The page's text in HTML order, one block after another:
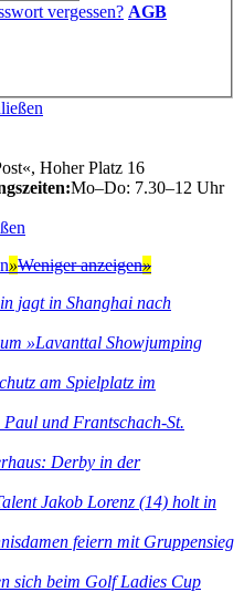
vergessen? AGB
Hoher Platz 16
Mo–Do: 7.30–12 Uhr
»Weniger anzeigen»
jagt in Shanghai nach
»Lavanttal Showjumping
am Spielplatz im
Paul und Frantschach-St.
Derby in der
Jakob Lorenz (14) holt in
feiern mit Gruppensieg
sich beim Golf Ladies Cup